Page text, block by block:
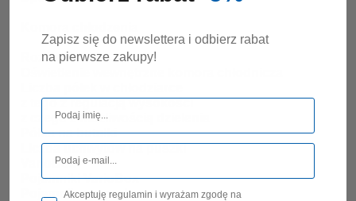
Rozmrażanie
z tego z regulacją wysokości
z czego z możliwością dzielenia
Półka na butelki
Liczba uchwytów na puszki
VarioBox
Pojemniki VarioBox
Pojemnik na masło
Zapisz się do newslettera i odbierz rabat
na pierwsze zakupy!
Akceptuję regulamin i wyrażam zgodę na